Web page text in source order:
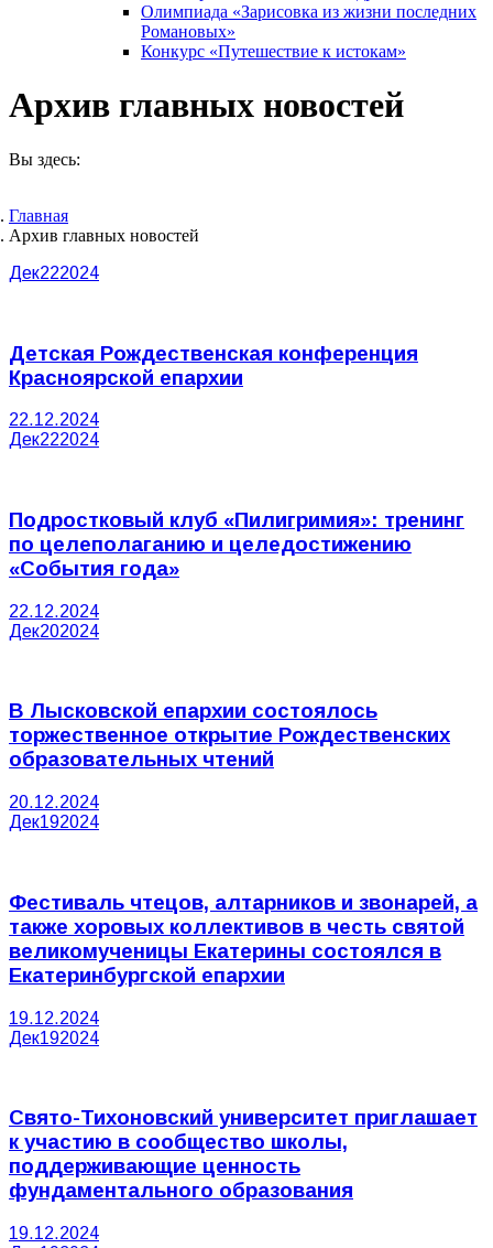
Олимпиада «Зарисовка из жизни последних
Романовых»
Конкурс «Путешествие к истокам»
Архив главных новостей
Вы здесь:
Главная
Архив главных новостей
Дек222024
Детская Рождественская конференция
Красноярской епархии
22.12.2024
Дек222024
Подростковый клуб «Пилигримия»: тренинг
по целеполаганию и целедостижению
«События года»
22.12.2024
Дек202024
В Лысковской епархии состоялось
торжественное открытие Рождественских
образовательных чтений
20.12.2024
Дек192024
Фестиваль чтецов, алтарников и звонарей, а
также хоровых коллективов в честь святой
великомученицы Екатерины состоялся в
Екатеринбургской епархии
19.12.2024
Дек192024
Свято-Тихоновский университет приглашает
к участию в сообщество школы,
поддерживающие ценность
фундаментального образования
19.12.2024